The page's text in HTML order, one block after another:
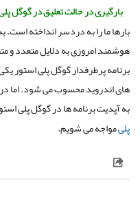
بارگیریدرحالتتعلیقدرگوگل
بارها ما را به دردسر انداخته است.
هوشمند امروزی به دلایل متعدد و
برنامه پرطرفدار گوگل پلی استور
های اندروید محسوب می شود.اما
به آپدیت برنامه ها در گوگل پلی
پلیمواجه می شویم.